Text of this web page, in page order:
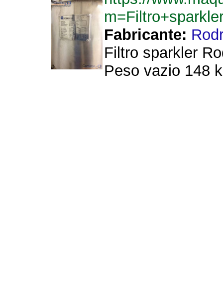
Fabricante:
Filtro sparkler
Peso vazio 148